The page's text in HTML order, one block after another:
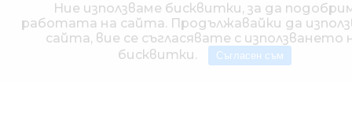
необвързващи. Запазваме си правото да правим
технически промени в дизайна. Посочен е пълен
комплект при регионалния мениджър.
ФОРМУЛЯР ЗА ОБРАТНА ВРЪЗКА
Ние използваме бисквитки, за да
работата на сайта. Продължавайки да
сайта, вие се съгласявате с използването
бисквитки.
Съгласен съм